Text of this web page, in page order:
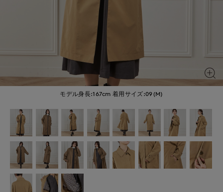
モデル身長:167cm 着用サイズ:09(M)